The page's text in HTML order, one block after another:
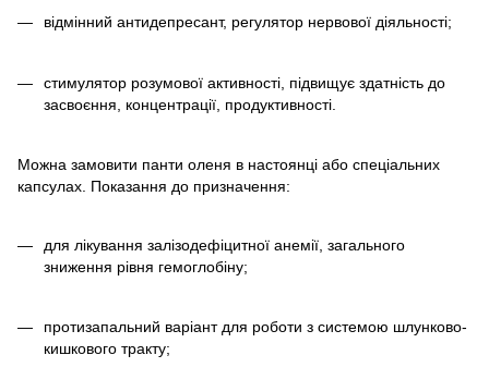
відмінний антидепресант, регулятор нервової діяльності;
стимулятор розумової активності, підвищує здатність до
засвоєння, концентрації, продуктивності.
Можна замовити панти оленя в настоянці або спеціальних
капсулах. Показання до призначення:
для лікування залізодефіцитної анемії, загального
зниження рівня гемоглобіну;
протизапальний варіант для роботи з системою шлунково-
кишкового тракту;